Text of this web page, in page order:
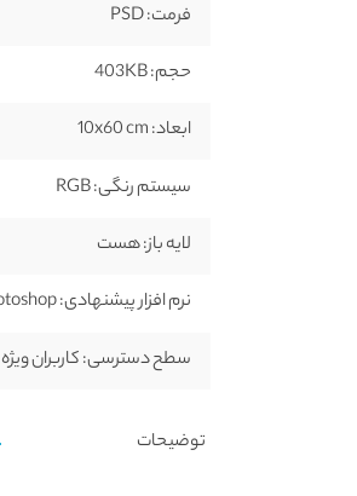
فرمت:
حجم:
ابعاد:
سیستم رنگی:
لایه باز:هست
نرم افزار پیشنهادی:
سطح دسترسی:کاربران ویژه
توضیحات